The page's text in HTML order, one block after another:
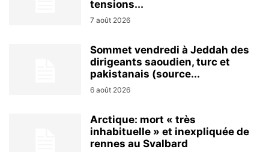
tensions...
7 août 2026
Sommet vendredi à Jeddah des
dirigeants saoudien, turc et
pakistanais (source...
6 août 2026
Arctique: mort « très
inhabituelle » et inexpliquée de
rennes au Svalbard